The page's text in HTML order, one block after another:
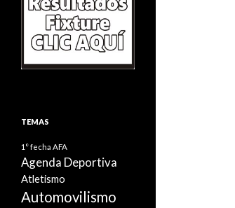
TEMAS
1° fecha AFA
Agenda Deportiva
Atletismo
Automovilismo